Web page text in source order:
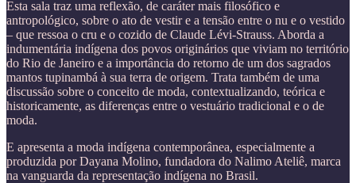
Esta sala traz uma reflexão, de caráter mais filosófico e
antropológico, sobre o ato de vestir e a tensão entre o nu e o vestido
– que ressoa o cru e o cozido de Claude Lévi-Strauss. Aborda a
indumentária indígena dos povos originários que viviam no território
do Rio de Janeiro e a importância do retorno de um dos sagrados
mantos tupinambá à sua terra de origem. Trata também de uma
discussão sobre o conceito de moda, contextualizando, teórica e
historicamente, as diferenças entre o vestuário tradicional e o de
moda.
E apresenta a moda indígena contemporânea, especialmente a
produzida por Dayana Molino, fundadora do Nalimo Ateliê, marca
na vanguarda da representação indígena no Brasil.